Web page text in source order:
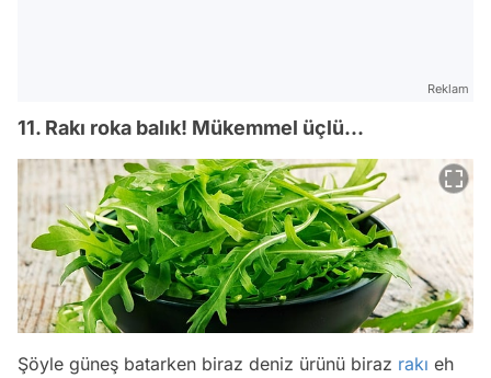
Reklam
11. Rakı roka balık! Mükemmel üçlü...
Şöyle güneş batarken biraz deniz ürünü biraz rakı eh